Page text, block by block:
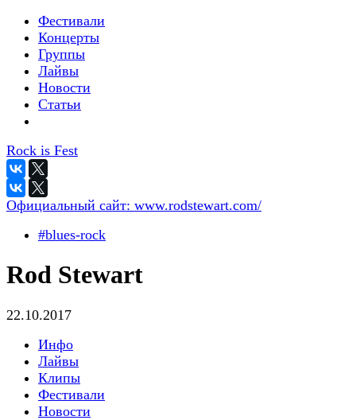
Фестивали
Концерты
Группы
Лайвы
Новости
Статьи
Rock is Fest
Официальный сайт: www.rodstewart.com/
#blues-rock
Rod Stewart
22.10.2017
Инфо
Лайвы
Клипы
Фестивали
Новости